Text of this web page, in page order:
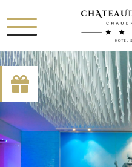
[availability_search
category_include="sejour,
RUE HAUSTER 9,